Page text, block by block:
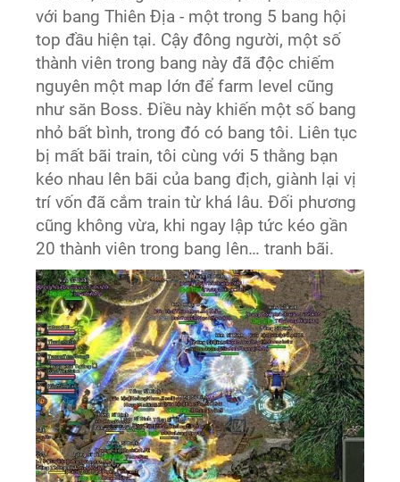
với bang Thiên Địa - một trong 5 bang hội
top đầu hiện tại. Cậy đông người, một số
thành viên trong bang này đã độc chiếm
nguyên một map lớn để farm level cũng
như săn Boss. Điều này khiến một số bang
nhỏ bất bình, trong đó có bang tôi. Liên tục
bị mất bãi train, tôi cùng với 5 thằng bạn
kéo nhau lên bãi của bang địch, giành lại vị
trí vốn đã cắm train từ khá lâu. Đối phương
cũng không vừa, khi ngay lập tức kéo gần
20 thành viên trong bang lên… tranh bãi.